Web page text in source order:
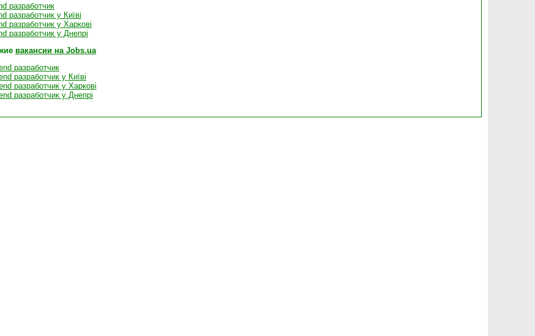
разработчик
разработчик у Київі
разработчик у Харкові
разработчик у Днепрі
вакансии на Jobs.ua
разработчик
разработчик у Київі
разработчик у Харкові
разработчик у Днепрі